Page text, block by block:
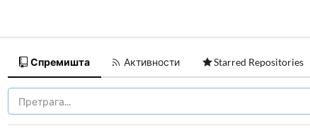
Спремишта Активности Starred Repositories